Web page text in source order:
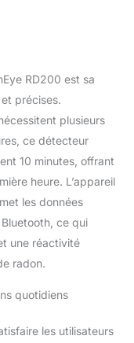
QUE VOUS
RadonEye,
clientèle par
limitée
RD200 est sa
précises.
plusieurs
ce détecteur
10 minutes, offrant
heure. L’appareil
les données
ce qui
une réactivité
radon.
quotidiens
les utilisateurs